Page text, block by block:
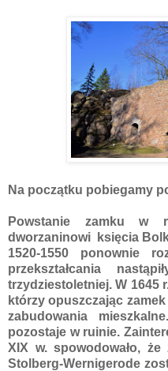
Na początku pobiegamy
Powstanie zamku w
dworzaninowi księcia
1520-1550 ponownie
przekształcania
trzydziestoletniej. W 1645
którzy opuszczając
zabudowania
pozostaje w ruinie.
XIX w. spowodowało,
Stolberg-Wernigerode